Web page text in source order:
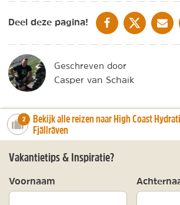
Deel deze pagina! DELEN OP FACEBOOK
DELEN OP X
Geschreven door
Casper van Schaik
number_of_trips:
2
Bekijk alle reizen naar High Coast
Fjällräven
Vakantietips & Inspiratie?
Voornaam